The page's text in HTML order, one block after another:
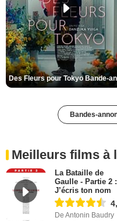
Bandes-
Meilleurs films à
La Bataille de
Gaulle - Partie 2 :
J’écris ton nom
De Antonin Baudry